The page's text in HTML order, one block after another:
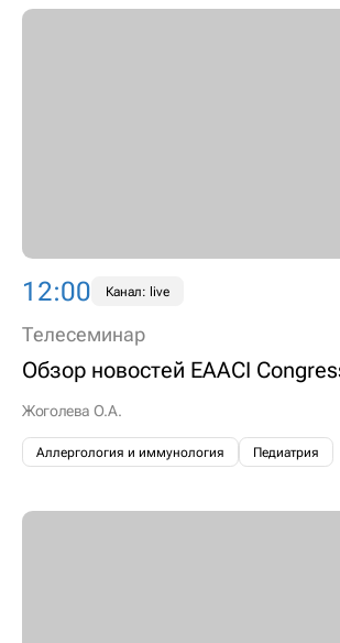
12:00 Канал: live
Телесеминар
Обзор новостей EAACI
Жоголева О.А.
Аллергология и иммунология Педиатрия